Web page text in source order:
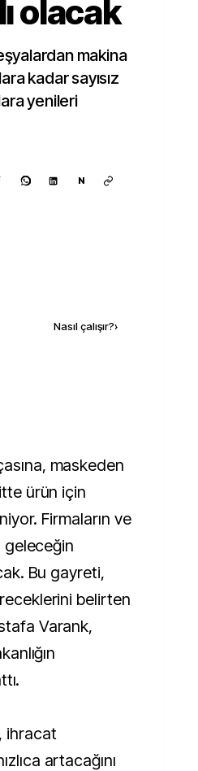
olacak
makina
kadar sayısız
yenileri
N
Nasıl çalışır?›
maskeden
ürün için
Firmaların ve
Bu gayreti,
belirten
Varank,
ihracat
artacağını